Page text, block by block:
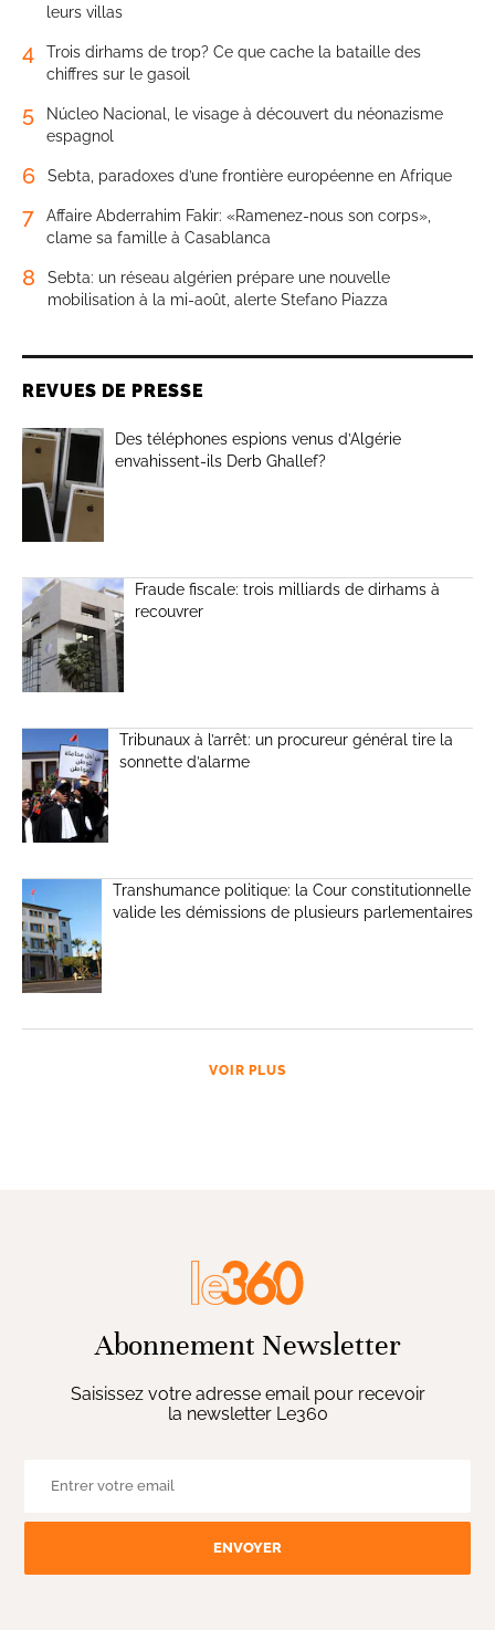
leurs villas
4
Trois dirhams de trop? Ce que cache la bataille des
chiffres sur le gasoil
5
Núcleo Nacional, le visage à découvert du néonazisme
espagnol
6 Sebta, paradoxes d’une frontière européenne en Afrique
7
Affaire Abderrahim Fakir: «Ramenez-nous son corps»,
clame sa famille à Casablanca
8
Sebta: un réseau algérien prépare une nouvelle
mobilisation à la mi-août, alerte Stefano Piazza
REVUES DE PRESSE
Des téléphones espions venus d’Algérie
envahissent-ils Derb Ghallef?
Fraude fiscale: trois milliards de dirhams à
recouvrer
Tribunaux à l’arrêt: un procureur général tire la
sonnette d’alarme
Transhumance politique: la Cour constitutionnelle
valide les démissions de plusieurs parlementaires
VOIR PLUS
Abonnement Newsletter
Saisissez votre adresse email pour recevoir
la newsletter Le360
ENVOYER